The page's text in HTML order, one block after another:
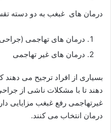
درمان های غبغب به دو دسته
درمان های تهاجمی
درمان های غیر تهاجمی
بسیاری از افراد ترجیح می دهند
دهند تا با مشکلات ناشی از
غیرتهاجمی رفع غبغب مزایایی
درمان انتخاب می کنند.